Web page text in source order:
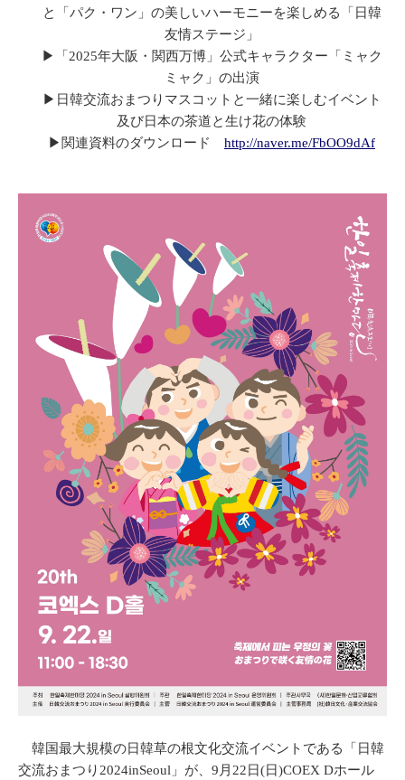
と「パク・ワン」の美しいハーモニーを楽しめる「日韓
友情ステージ」
▶
「2025年大阪・関西万博」公式キャラクター「ミャク
ミャク」の出演
▶ 日韓交流おまつりマスコットと一緒に楽しむイベント
及び日本の茶道と生け花の体験
▶ 関連資料のダウンロード http://naver.me/FbOO9dAf
韓国最大規模の日韓草の根文化交流イベントである「日韓
交流おまつり2024inSeoul」が、9月22日(日)COEX Dホール